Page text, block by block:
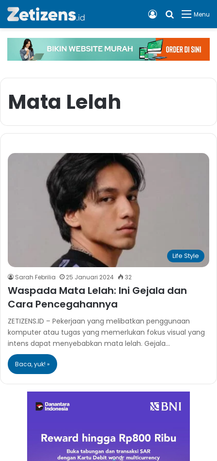
Menu
Cari apa,
Log In
Mata Lelah
Life Style
Sarah Febrilia 25 Januari 2024 32
Waspada Mata Lelah: Ini Gejala dan
Cara Pencegahannya
ZETIZENS.ID – Pekerjaan yang melibatkan penggunaan
komputer atau tugas yang memerlukan fokus visual yang
intens dapat menyebabkan mata lelah. Gejala…
Baca, yuk! »